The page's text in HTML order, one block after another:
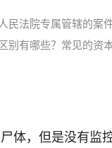
法院专属管辖的案
有哪些？常见的资
体，但是没有监